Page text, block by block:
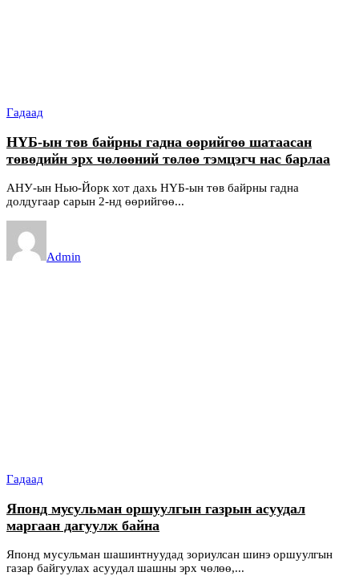
Гадаад
НҮБ-ын төв байрны гадна өөрийгөө шатаасан
төвөдийн эрх чөлөөний төлөө тэмцэгч нас барлаа
АНУ-ын Нью-Йорк хот дахь НҮБ-ын төв байрны гадна
долдугаар сарын 2-нд өөрийгөө...
Admin
Гадаад
Японд мусульман оршуулгын газрын асуудал
маргаан дагуулж байна
Японд мусульман шашинтнуудад зориулсан шинэ оршуулгын
газар байгуулах асуудал шашны эрх чөлөө,...